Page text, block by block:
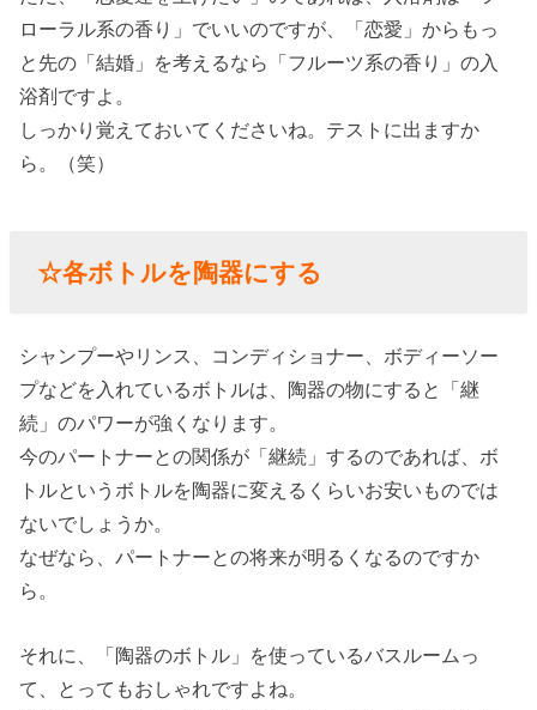
ローラル系の香り」でいいのですが、「恋愛」からもっ
と先の「結婚」を考えるなら「フルーツ系の香り」の入
浴剤ですよ。
しっかり覚えておいてくださいね。テストに出ますか
ら。（笑）
☆各ボトルを陶器にする
シャンプーやリンス、コンディショナー、ボディーソー
プなどを入れているボトルは、陶器の物にすると「継
続」のパワーが強くなります。
今のパートナーとの関係が「継続」するのであれば、ボ
トルというボトルを陶器に変えるくらいお安いものでは
ないでしょうか。
なぜなら、パートナーとの将来が明るくなるのですか
ら。
それに、「陶器のボトル」を使っているバスルームっ
て、とってもおしゃれですよね。